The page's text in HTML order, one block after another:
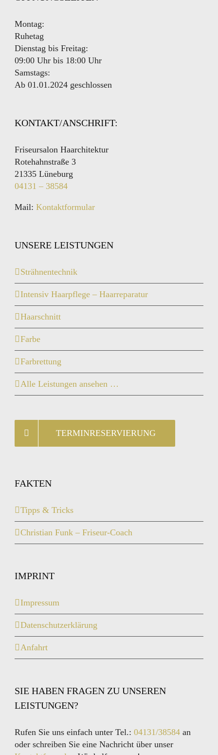
Montag:
Ruhetag
Dienstag bis Freitag:
09:00 Uhr bis 18:00 Uhr
Samstags:
Ab 01.01.2024 geschlossen
KONTAKT/ANSCHRIFT:
Friseursalon Haarchitektur
Rotehahnstraße 3
21335 Lüneburg
04131 – 38584
Mail: Kontaktformular
UNSERE LEISTUNGEN
Strähnentechnik
Intensiv Haarpflege – Haarreparatur
Haarschnitt
Farbe
Farbrettung
Alle Leistungen ansehen …
TERMINRESERVIERUNG
FAKTEN
Tipps & Tricks
Christian Funk – Friseur-Coach
IMPRINT
Impressum
Datenschutzerklärung
Anfahrt
SIE HABEN FRAGEN ZU UNSEREN
LEISTUNGEN?
Rufen Sie uns einfach unter Tel.: 04131/38584 an
oder schreiben Sie eine Nachricht über unser